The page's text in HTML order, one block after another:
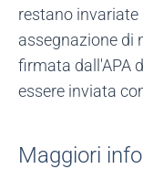
restano invariate
assegnazione di
firmata dall'APA
essere inviata
Maggiori